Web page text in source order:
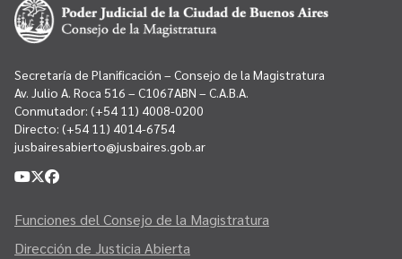
Secretaría de Planificación – Consejo de la Magistratura
Av. Julio A. Roca 516 – C1067ABN – C.A.B.A.
Conmutador: (+54 11) 4008-0200
Directo: (+54 11) 4014-6754
jusbairesabierto@jusbaires.gob.ar
Funciones del Consejo de la Magistratura
Dirección de Justicia Abierta